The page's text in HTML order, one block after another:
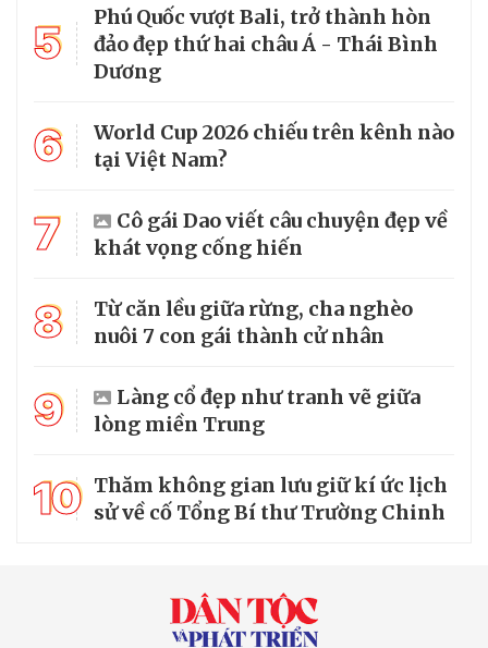
5
Phú Quốc vượt Bali, trở thành hòn
đảo đẹp thứ hai châu Á - Thái Bình
Dương
6
World Cup 2026 chiếu trên kênh nào
tại Việt Nam?
7
Cô gái Dao viết câu chuyện đẹp về
khát vọng cống hiến
8
Từ căn lều giữa rừng, cha nghèo
nuôi 7 con gái thành cử nhân
9
Làng cổ đẹp như tranh vẽ giữa
lòng miền Trung
10 Thăm không gian lưu giữ kí ức lịch
sử về cố Tổng Bí thư Trường Chinh